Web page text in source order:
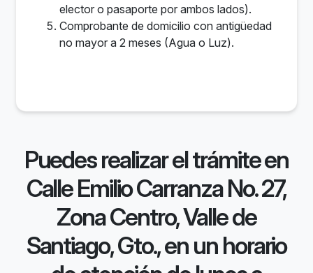
elector o pasaporte por ambos lados).
Comprobante de domicilio con antigüedad
no mayor a 2 meses (Agua o Luz).
Puedes realizar el trámite en
Calle Emilio Carranza No. 27,
Zona Centro, Valle de
Santiago, Gto., en un horario